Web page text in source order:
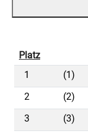
Platz
1
(1)
2
(2)
3
(3)